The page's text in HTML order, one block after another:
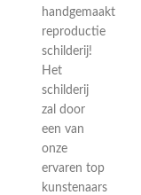
handgemaakt
reproductie
schilderij!
Het
schilderij
zal door
een van
onze
ervaren top
kunstenaars